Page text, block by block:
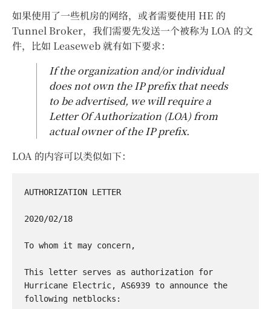
如果使用了一些机房的网络，或者需要使用 HE 的
Tunnel Broker，我们需要先发送一个被称为 LOA 的文
件，比如 Leaseweb 就有如下要求：
If the organization and/or individual
does not own the IP prefix that needs
to be advertised, we will require a
Letter Of Authorization (LOA) from
actual owner of the IP prefix.
LOA 的内容可以类似如下：
AUTHORIZATION LETTER
2020/02/18
To whom it may concern,
This letter serves as authorization for
Hurricane Electric, AS6939 to announce the
following netblocks: